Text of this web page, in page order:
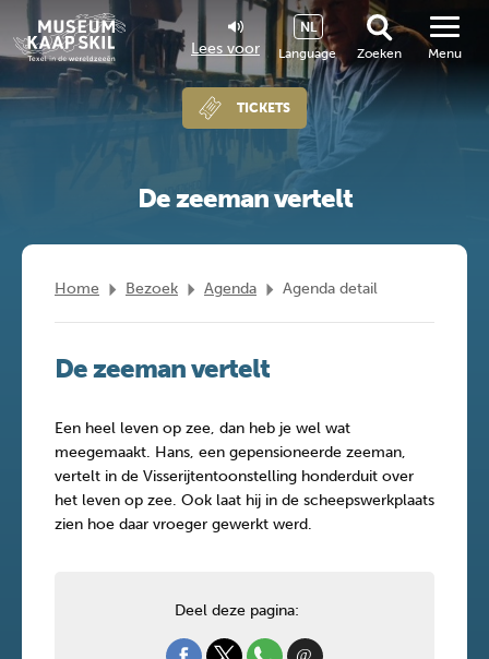
Lees voor Language
NL
Zoeken
TICKETS
Menu
De zeeman vertelt
Home Bezoek Agenda Agenda detail
De zeeman vertelt
Een heel leven op zee, dan heb je wel wat
meegemaakt. Hans, een gepensioneerde zeeman,
vertelt in de Visserijtentoonstelling honderduit over
het leven op zee. Ook laat hij in de scheepswerkplaats
zien hoe daar vroeger gewerkt werd.
Deel deze pagina: